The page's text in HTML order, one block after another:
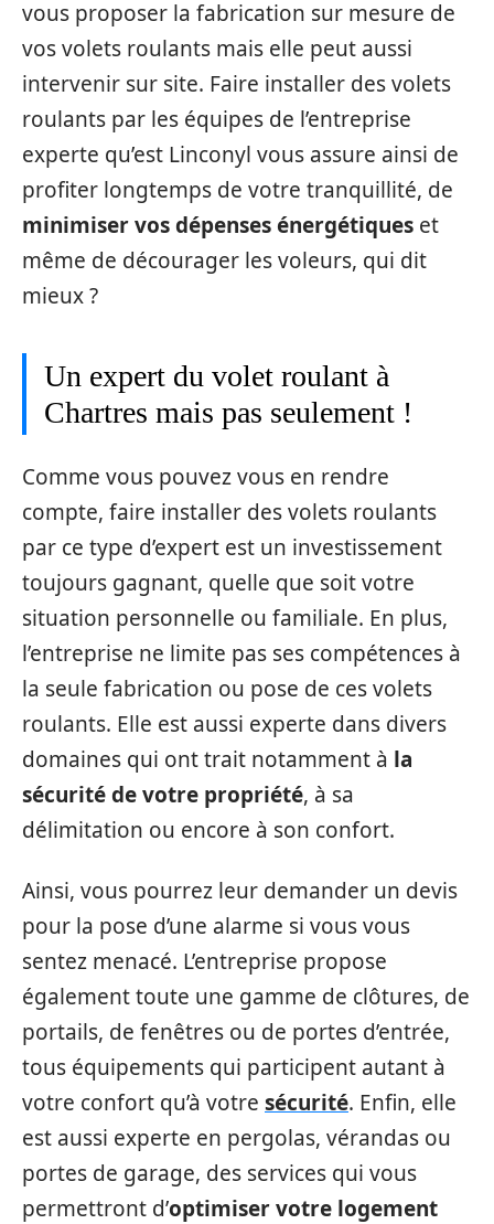
vous proposer la fabrication sur mesure de
vos volets roulants mais elle peut aussi
intervenir sur site. Faire installer des volets
roulants par les équipes de l’entreprise
experte qu’est Linconyl vous assure ainsi de
profiter longtemps de votre tranquillité, de
minimiser vos dépenses énergétiques et
même de décourager les voleurs, qui dit
mieux ?
Un expert du volet roulant à
Chartres mais pas seulement !
Comme vous pouvez vous en rendre
compte, faire installer des volets roulants
par ce type d’expert est un investissement
toujours gagnant, quelle que soit votre
situation personnelle ou familiale. En plus,
l’entreprise ne limite pas ses compétences à
la seule fabrication ou pose de ces volets
roulants. Elle est aussi experte dans divers
domaines qui ont trait notamment à la
sécurité de votre propriété, à sa
délimitation ou encore à son confort.
Ainsi, vous pourrez leur demander un devis
pour la pose d’une alarme si vous vous
sentez menacé. L’entreprise propose
également toute une gamme de clôtures, de
portails, de fenêtres ou de portes d’entrée,
tous équipements qui participent autant à
votre confort qu’à votre sécurité. Enfin, elle
est aussi experte en pergolas, vérandas ou
portes de garage, des services qui vous
permettront d’optimiser votre logement